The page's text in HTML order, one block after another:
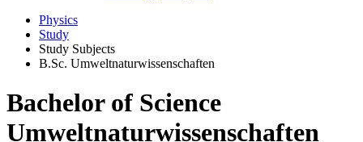
Physics
Study
Study Subjects
B.Sc. Umweltnaturwissenschaften
Bachelor of Science
Umweltnaturwissenschaften